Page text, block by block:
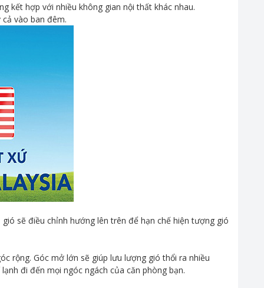
kết hợp với nhiều không gian nội thất khác nhau.
vào ban đêm.
sẽ điều chỉnh hướng lên trên để hạn chế hiện tượng gió
rộng. Góc mở lớn sẽ giúp lưu lượng gió thổi ra nhiều
đi đến mọi ngóc ngách của căn phòng bạn.